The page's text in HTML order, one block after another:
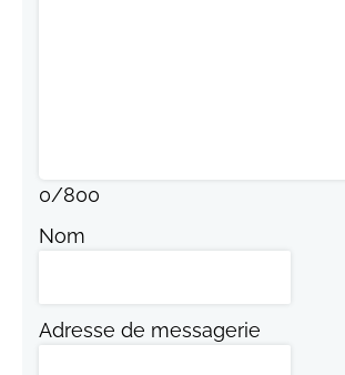
0/800
Nom
Adresse de messagerie